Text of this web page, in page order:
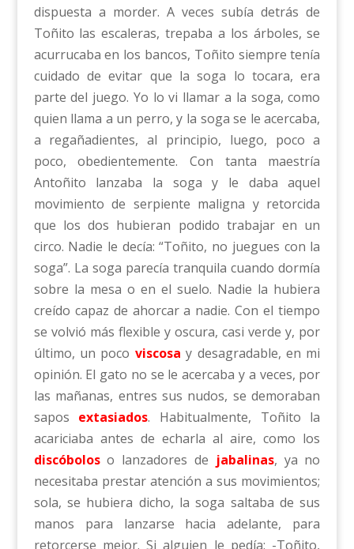
dispuesta a morder. A veces subía detrás de
Toñito las escaleras, trepaba a los árboles, se
acurrucaba en los bancos, Toñito siempre tenía
cuidado de evitar que la soga lo tocara, era
parte del juego. Yo lo vi llamar a la soga, como
quien llama a un perro, y la soga se le acercaba,
a regañadientes, al principio, luego, poco a
poco, obedientemente. Con tanta maestría
Antoñito lanzaba la soga y le daba aquel
movimiento de serpiente maligna y retorcida
que los dos hubieran podido trabajar en un
circo. Nadie le decía: “Toñito, no juegues con la
soga”. La soga parecía tranquila cuando dormía
sobre la mesa o en el suelo. Nadie la hubiera
creído capaz de ahorcar a nadie. Con el tiempo
se volvió más flexible y oscura, casi verde y, por
último, un poco viscosa y desagradable, en mi
opinión. El gato no se le acercaba y a veces, por
las mañanas, entres sus nudos, se demoraban
sapos extasiados. Habitualmente, Toñito la
acariciaba antes de echarla al aire, como los
discóboloso lanzadores de jabalinas, ya no
necesitaba prestar atención a sus movimientos;
sola, se hubiera dicho, la soga saltaba de sus
manos para lanzarse hacia adelante, para
retorcerse mejor. Si alguien le pedía: -Toñito,